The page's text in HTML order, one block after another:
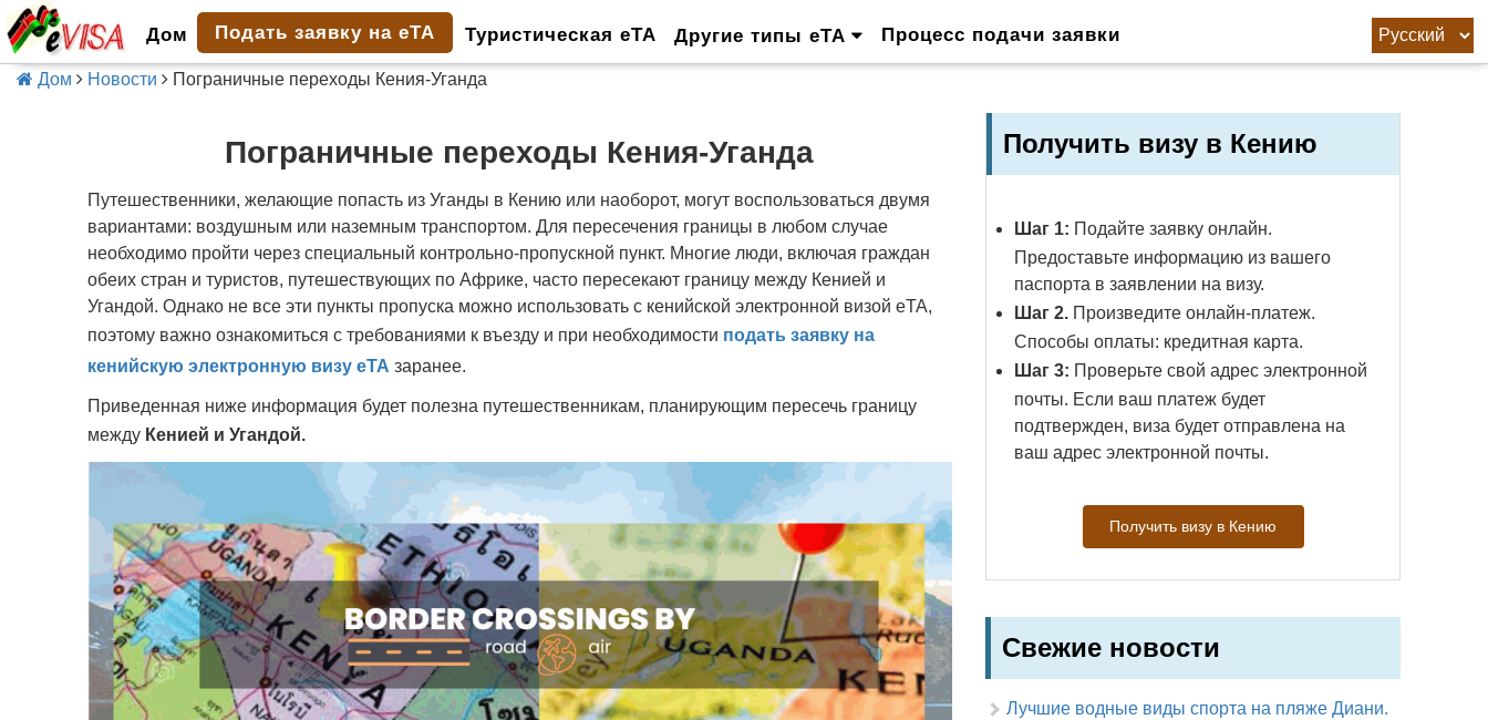
Дом Подать заявку на eTA Туристическая eTA Другие типы eTA Процесс подачи заявки
Дом Новости Пограничные переходы Кения-Уганда
Пограничные переходы Кения-Уганда
Путешественники, желающие попасть из Уганды в Кению или наоборот, могут воспользоваться двумя
вариантами: воздушным или наземным транспортом. Для пересечения границы в любом случае
необходимо пройти через специальный контрольно-пропускной пункт. Многие люди, включая граждан
обеих стран и туристов, путешествующих по Африке, часто пересекают границу между Кенией и
Угандой. Однако не все эти пункты пропуска можно использовать с кенийской электронной визой eTA,
поэтому важно ознакомиться с требованиями к въезду и при необходимости подать заявку на
кенийскую электронную визу eTA заранее.
Приведенная ниже информация будет полезна путешественникам, планирующим пересечь границу
между Кенией и Угандой.
Получить визу в Кению
Шаг 1: Подайте заявку онлайн.
Предоставьте информацию из вашего
паспорта в заявлении на визу.
Шаг 2.Произведите онлайн-платеж.
Способы оплаты: кредитная карта.
Шаг 3: Проверьте свой адрес электронной
почты. Если ваш платеж будет
подтвержден, виза будет отправлена ​​на
ваш адрес электронной почты.
Получить визу в Кению
Свежие новости
Лучшие водные виды спорта на пляже Диани.